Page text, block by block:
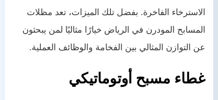
الاسترخاء الفاخرة. بفضل تلك الميزات، تعد مظلات
المسابح المودرن في الرياض خيارًا مثاليًا لمن يبحثون
عن التوازن المثالي بين الفخامة والوظائف العملية.
غطاء مسبح أوتوماتيكي